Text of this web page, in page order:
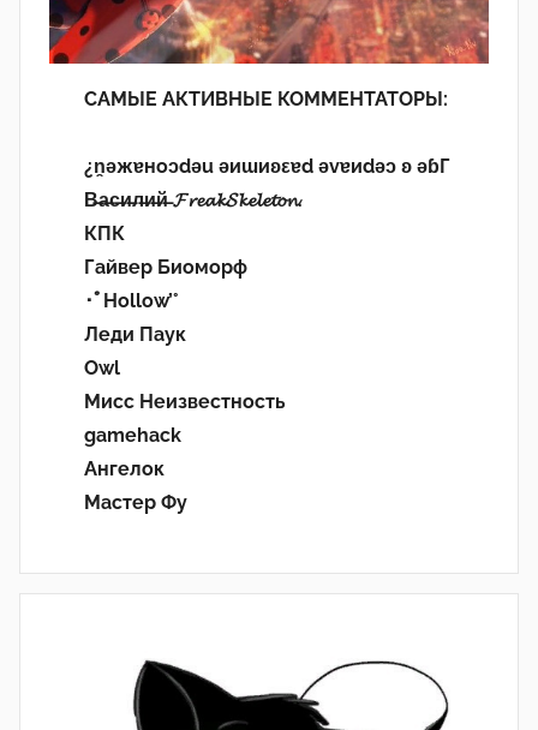
САМЫЕ АКТИВНЫЕ КОММЕНТАТОРЫ:
¿n̯ǝжɐноɔdǝu ǝиɯиʚεɐd ǝvɐиdǝɔ ʚ ǝɓГ
В̶а̶с̶и̶л̶и̶й̶ 𝓕𝓻𝓮𝓪𝓴𝓢𝓴𝓮𝓵𝓮𝓽𝓸𝓷.
КПК
Гайвер Биоморф
･ﾟHollow’°
Леди Паук
Owl
Мисс Неизвестность
gamehack
Ангелок
Мастер Фу